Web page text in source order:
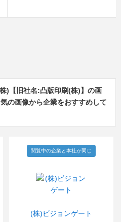
)【旧社名:凸版印刷(株)】の画
の画像から企業をおすすめして
(株)ビジョンゲート
閲覧中の企業と本社が同じ